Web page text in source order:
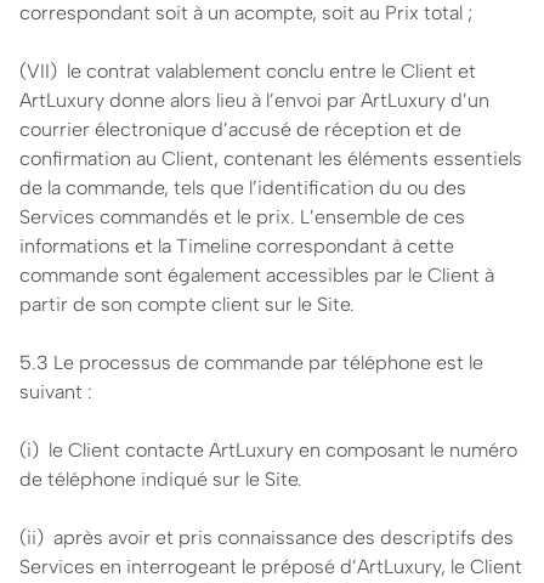
correspondant soit à un acompte, soit au Prix total ;
(VII) le contrat valablement conclu entre le Client et
ArtLuxury donne alors lieu à l’envoi par ArtLuxury d’un
courrier électronique d’accusé de réception et de
confirmation au Client, contenant les éléments essentiels
de la commande, tels que l’identification du ou des
Services commandés et le prix. L’ensemble de ces
informations et la Timeline correspondant à cette
commande sont également accessibles par le Client à
partir de son compte client sur le Site.
5.3 Le processus de commande par téléphone est le
suivant :
(i) le Client contacte ArtLuxury en composant le numéro
de téléphone indiqué sur le Site.
(ii) après avoir et pris connaissance des descriptifs des
Services en interrogeant le préposé d’ArtLuxury, le Client